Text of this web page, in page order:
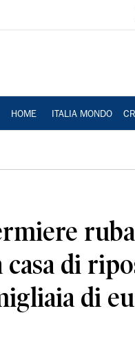
HOME ITALIA MONDO
ruba
di
di